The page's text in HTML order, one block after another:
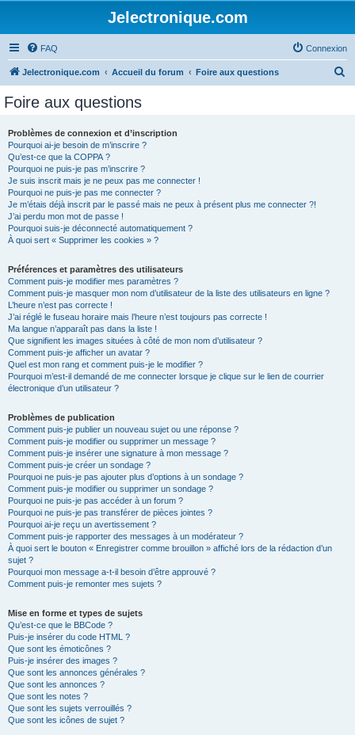
Jelectronique.com
FAQ Connexion
Jelectronique.com Accueil du forum Foire aux questions
Foire aux questions
Problèmes de connexion et d’inscription
Pourquoi ai-je besoin de m’inscrire ?
Qu’est-ce que la COPPA ?
Pourquoi ne puis-je pas m’inscrire ?
Je suis inscrit mais je ne peux pas me connecter !
Pourquoi ne puis-je pas me connecter ?
Je m’étais déjà inscrit par le passé mais ne peux à présent plus me connecter ?!
J’ai perdu mon mot de passe !
Pourquoi suis-je déconnecté automatiquement ?
À quoi sert « Supprimer les cookies » ?
Préférences et paramètres des utilisateurs
Comment puis-je modifier mes paramètres ?
Comment puis-je masquer mon nom d’utilisateur de la liste des utilisateurs en ligne ?
L’heure n’est pas correcte !
J’ai réglé le fuseau horaire mais l’heure n’est toujours pas correcte !
Ma langue n’apparaît pas dans la liste !
Que signifient les images situées à côté de mon nom d’utilisateur ?
Comment puis-je afficher un avatar ?
Quel est mon rang et comment puis-je le modifier ?
Pourquoi m’est-il demandé de me connecter lorsque je clique sur le lien de courrier
électronique d’un utilisateur ?
Problèmes de publication
Comment puis-je publier un nouveau sujet ou une réponse ?
Comment puis-je modifier ou supprimer un message ?
Comment puis-je insérer une signature à mon message ?
Comment puis-je créer un sondage ?
Pourquoi ne puis-je pas ajouter plus d’options à un sondage ?
Comment puis-je modifier ou supprimer un sondage ?
Pourquoi ne puis-je pas accéder à un forum ?
Pourquoi ne puis-je pas transférer de pièces jointes ?
Pourquoi ai-je reçu un avertissement ?
Comment puis-je rapporter des messages à un modérateur ?
À quoi sert le bouton « Enregistrer comme brouillon » affiché lors de la rédaction d’un
sujet ?
Pourquoi mon message a-t-il besoin d’être approuvé ?
Comment puis-je remonter mes sujets ?
Mise en forme et types de sujets
Qu’est-ce que le BBCode ?
Puis-je insérer du code HTML ?
Que sont les émoticônes ?
Puis-je insérer des images ?
Que sont les annonces générales ?
Que sont les annonces ?
Que sont les notes ?
Que sont les sujets verrouillés ?
Que sont les icônes de sujet ?